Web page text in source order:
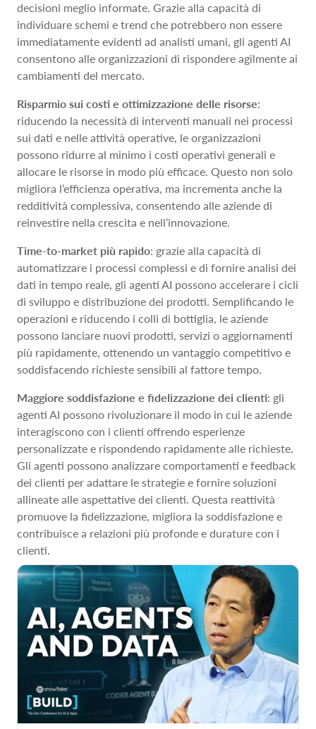
decisioni meglio informate. Grazie alla capacità di
individuare schemi e trend che potrebbero non essere
immediatamente evidenti ad analisti umani, gli agenti AI
consentono alle organizzazioni di rispondere agilmente ai
cambiamenti del mercato.
Risparmio sui costi e ottimizzazione delle risorse:
riducendo la necessità di interventi manuali nei processi
sui dati e nelle attività operative, le organizzazioni
possono ridurre al minimo i costi operativi generali e
allocare le risorse in modo più efficace. Questo non solo
migliora l’efficienza operativa, ma incrementa anche la
redditività complessiva, consentendo alle aziende di
reinvestire nella crescita e nell’innovazione.
Time-to-market più rapido: grazie alla capacità di
automatizzare i processi complessi e di fornire analisi dei
dati in tempo reale, gli agenti AI possono accelerare i cicli
di sviluppo e distribuzione dei prodotti. Semplificando le
operazioni e riducendo i colli di bottiglia, le aziende
possono lanciare nuovi prodotti, servizi o aggiornamenti
più rapidamente, ottenendo un vantaggio competitivo e
soddisfacendo richieste sensibili al fattore tempo.
Maggiore soddisfazione e fidelizzazione dei clienti: gli
agenti AI possono rivoluzionare il modo in cui le aziende
interagiscono con i clienti offrendo esperienze
personalizzate e rispondendo rapidamente alle richieste.
Gli agenti possono analizzare comportamenti e feedback
dei clienti per adattare le strategie e fornire soluzioni
allineate alle aspettative dei clienti. Questa reattività
promuove la fidelizzazione, migliora la soddisfazione e
contribuisce a relazioni più profonde e durature con i
clienti.